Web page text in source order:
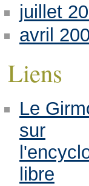
juillet
avril
Liens
Le
sur
libre